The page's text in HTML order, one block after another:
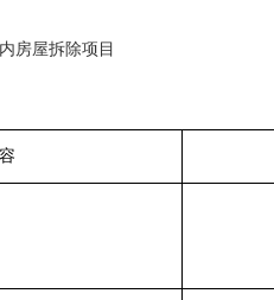
房屋拆除项目